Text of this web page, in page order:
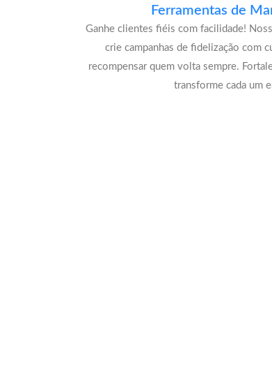
Ferramentas de
Ganhe clientes fiéis com facilidade!
crie campanhas de fidelização com
recompensar quem volta sempre.
transforme cada um